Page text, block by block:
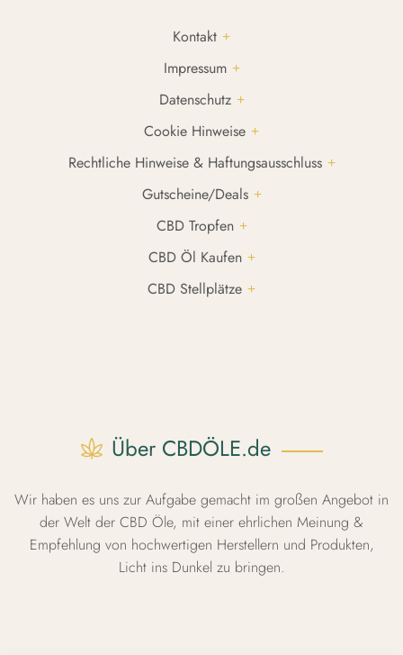
Kontakt
Impressum
Datenschutz
Cookie Hinweise
Rechtliche Hinweise & Haftungsausschluss
Gutscheine/Deals
CBD Tropfen
CBD Öl Kaufen
CBD Stellplätze
Über CBDÖLE.de
Wir haben es uns zur Aufgabe gemacht im großen Angebot in
der Welt der CBD Öle, mit einer ehrlichen Meinung &
Empfehlung von hochwertigen Herstellern und Produkten,
Licht ins Dunkel zu bringen.